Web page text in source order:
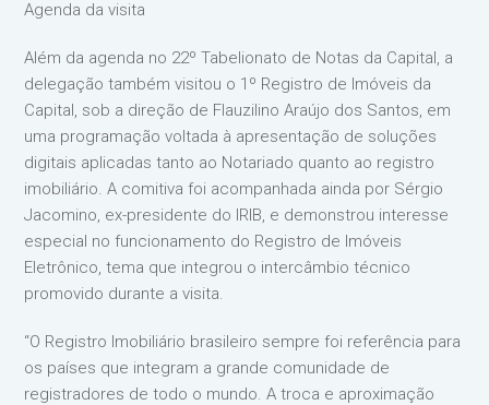
Agenda da visita
Além da agenda no 22º Tabelionato de Notas da Capital, a
delegação também visitou o 1º Registro de Imóveis da
Capital, sob a direção de Flauzilino Araújo dos Santos, em
uma programação voltada à apresentação de soluções
digitais aplicadas tanto ao Notariado quanto ao registro
imobiliário. A comitiva foi acompanhada ainda por Sérgio
Jacomino, ex-presidente do IRIB, e demonstrou interesse
especial no funcionamento do Registro de Imóveis
Eletrônico, tema que integrou o intercâmbio técnico
promovido durante a visita.
“O Registro Imobiliário brasileiro sempre foi referência para
os países que integram a grande comunidade de
registradores de todo o mundo. A troca e aproximação